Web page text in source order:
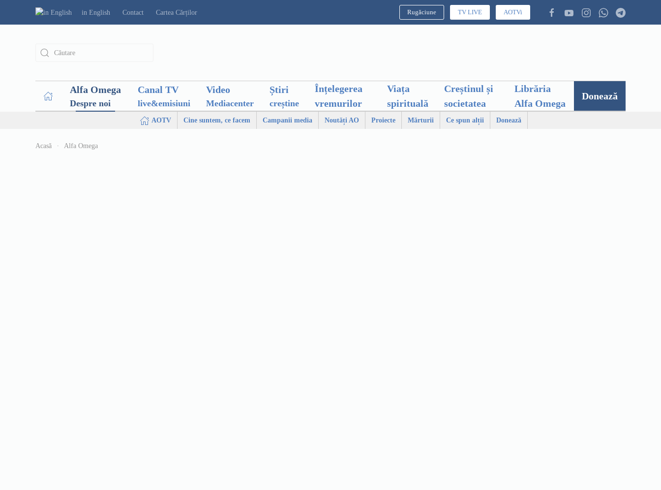
in English Contact Cartea Cărților Rugăciune TV LIVE AOTVi
Alfa Omega
Despre noi
Canal TV
live&emisiuni
Video
Mediacenter
Știri
creștine
Înțelegerea
vremurilor
Viața
spirituală
Creștinul și
societatea
Librăria
Alfa Omega
Donează
AOTV Cine suntem, ce facem Campanii media Noutăți AO Proiecte Mărturii Ce spun alții Donează
Acasă Alfa Omega